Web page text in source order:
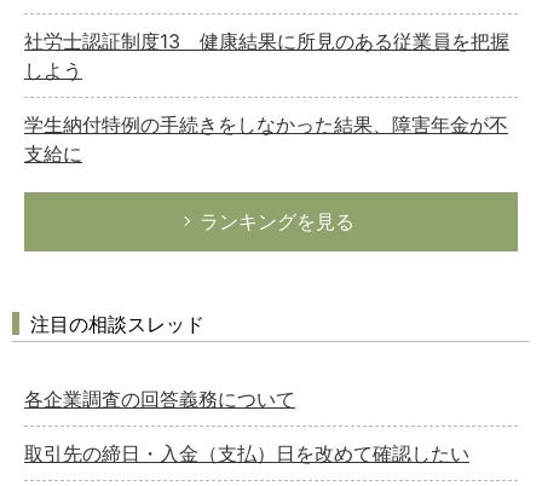
社労士認証制度13 健康結果に所見のある従業員を把握
しよう
学生納付特例の手続きをしなかった結果、障害年金が不
支給に
ランキングを見る
注目の相談スレッド
各企業調査の回答義務について
取引先の締日・入金（支払）日を改めて確認したい